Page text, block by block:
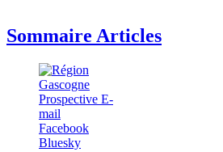
Sommaire Articles